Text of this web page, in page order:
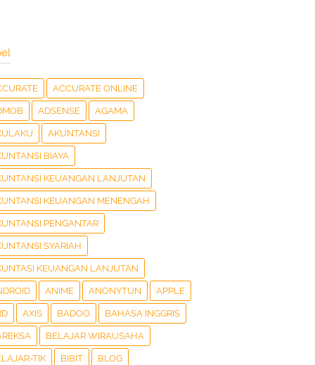
ACCURATE ONLINE
ADSENSE AGAMA
AKUNTANSI
BIAYA
KEUANGAN LANJUTAN
KEUANGAN MENENGAH
PENGANTAR
SYARIAH
KEUANGAN LANJUTAN
ANIME ANONYTUN APPLE
AXIS BADOO BAHASA INGGRIS
BELAJAR WIRAUSAHA
TIK BIBIT BLOG